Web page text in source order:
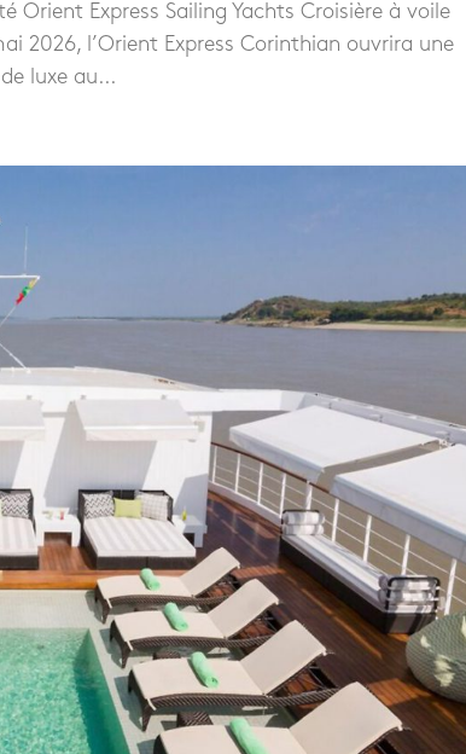
Orient Express Sailing Yachts Croisière à voile
2026, l’Orient Express Corinthian ouvrira une
luxe au...